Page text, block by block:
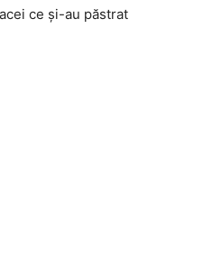
ce şi-au păstrat